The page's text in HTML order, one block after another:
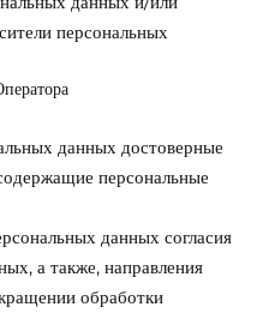
персональных
данных достоверные
персональные
данных согласия
а также, направления
обработки